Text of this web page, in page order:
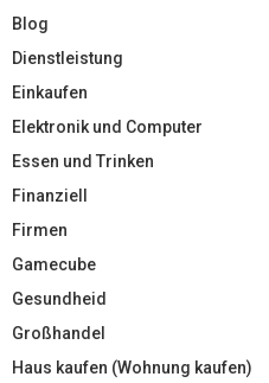
Blog
Dienstleistung
Einkaufen
Elektronik und Computer
Essen und Trinken
Finanziell
Firmen
Gamecube
Gesundheid
Großhandel
Haus kaufen (Wohnung kaufen)